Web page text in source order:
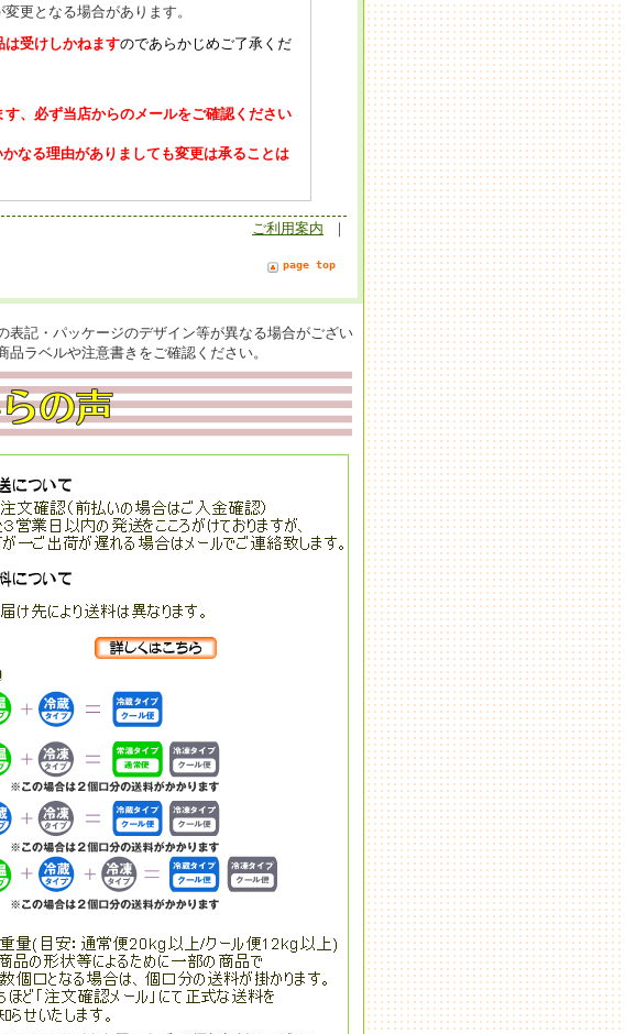
更となる場合があります。
は受けしかねますのであらかじめご了承くだ
、必ず当店からのメールをご確認ください
なる理由がありましても変更は承ることは
ご利用案内 ｜
page top
記・パッケージのデザイン等が異なる場合がござい
ラベルや注意書きをご確認ください。